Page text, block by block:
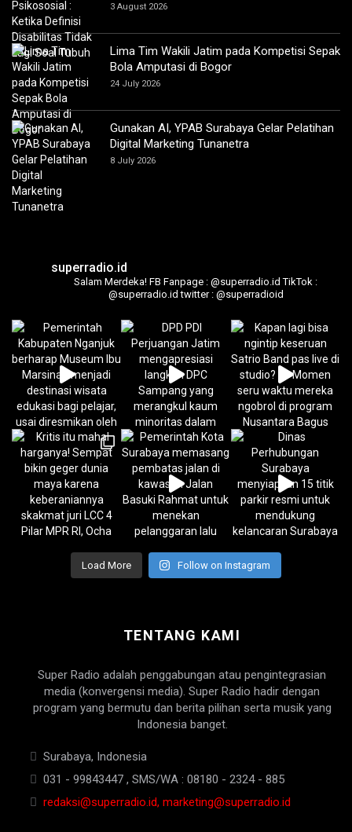
3 August 2026
Lima Tim Wakili Jatim pada Kompetisi Sepak
Bola Amputasi di Bogor
24 July 2026
Gunakan AI, YPAB Surabaya Gelar Pelatihan
Digital Marketing Tunanetra
8 July 2026
superradio.id
Salam Merdeka! FB Fanpage : @superradio.id TikTok :
@superradio.id twitter : @superradioid
Load More Follow on Instagram
TENTANG KAMI
Super Radio adalah penggabungan atau pengintegrasian
media (konvergensi media). Super Radio hadir dengan
program yang bermutu dan berita pilihan serta musik yang
Indonesia banget.
Surabaya, Indonesia
031 - 99843447 , SMS/WA : 08180 - 2324 - 885
redaksi@superradio.id, marketing@superradio.id